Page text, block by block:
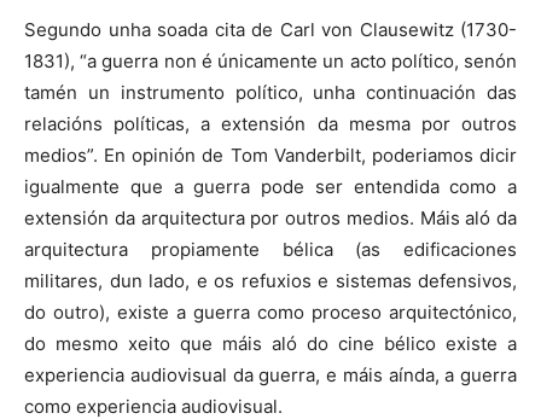
Segundo unha soada cita de Carl von Clausewitz (1730-
1831), “a guerra non é únicamente un acto político, senón
tamén un instrumento político, unha continuación das
relacións políticas, a extensión da mesma por outros
medios”. En opinión de Tom Vanderbilt, poderiamos dicir
igualmente que a guerra pode ser entendida como a
extensión da arquitectura por outros medios. Máis aló da
arquitectura propiamente bélica (as edificaciones
militares, dun lado, e os refuxios e sistemas defensivos,
do outro), existe a guerra como proceso arquitectónico,
do mesmo xeito que máis aló do cine bélico existe a
experiencia audiovisual da guerra, e máis aínda, a guerra
como experiencia audiovisual.